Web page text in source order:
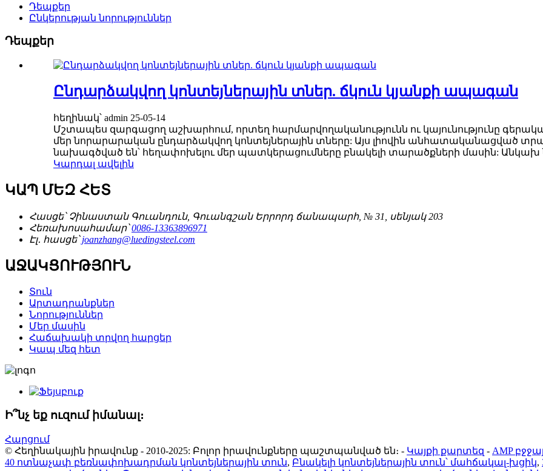
Դեպքեր
Ընկերության նորություններ
Դեպքեր
Ընդարձակվող կոնտեյներային տներ. ճկուն կյանքի ապագան
հեղինակ՝ admin 25-05-14
Մշտապես զարգացող աշխարհում, որտեղ հարմարվողականությունն ու կայունությունը
մեր նորարարական ընդարձակվող կոնտեյներային տները: Այս լիովին անհատականացված
նախագծված են՝ հեղափոխելու մեր պատկերացումները բնակելի տարածքների մասին: Անկախ
Կարդալ ավելին
ԿԱՊ ՄԵԶ ՀԵՏ
Հասցե՝ Չինաստան Գուանդուն, Գուանգշան Երրորդ ճանապարհ, № 31, սենյակ 203
Հեռախոսահամար՝ 0086-13363896971
Էլ․ հասցե՝ joanzhang@luedingsteel.com
ԱՋԱԿՑՈՒԹՅՈՒՆ
Տուն
Արտադրանքներ
Նորություններ
Մեր մասին
Հաճախակի տրվող հարցեր
Կապ մեզ հետ
Ի՞նչ եք ուզում իմանալ։
Հարցում
© Հեղինակային իրավունք - 2010-2025: Բոլոր իրավունքները պաշտպանված են։ - Կայքի քարտեզ - AMP
40 ոտնաչափ բեռնափոխադրման կոնտեյներային տուն, Բնակելի կոնտեյներային տուն՝ մահճակալ-խցիկ,